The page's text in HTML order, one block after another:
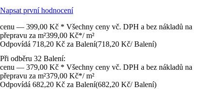
Napsat první hodnocení
cenu — 399,00 Kč * Všechny ceny vč. DPH a bez nákladů na
přepravu za m²399,00 Kč*/ m²
Odpovídá 718,20 Kč za Balení(718,20 Kč/ Balení)
Při odběru 32 Balení:
cenu — 379,00 Kč * Všechny ceny vč. DPH a bez nákladů na
přepravu za m²379,00 Kč*/ m²
Odpovídá 682,20 Kč za Balení(682,20 Kč/ Balení)